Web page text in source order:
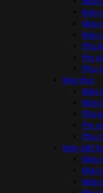
Máy
Máy
Máy
Phụ
Pin
Phụ
Máy đục
Máy
Máy
Phụ
Pin
Phụ
Máy siết
Máy
Máy
Máy